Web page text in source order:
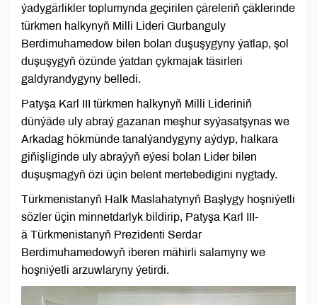
ýadygärlikler toplumynda geçirilen çäreleriň çäklerinde
türkmen halkynyň Milli Lideri Gurbanguly
Berdimuhamedow bilen bolan duşuşygyny ýatlap, şol
duşuşygyň özünde ýatdan çykmajak täsirleri
galdyrandygyny belledi.
Patyşa Karl III türkmen halkynyň Milli Lideriniň
dünýäde uly abraý gazanan meşhur syýasatşynas we
Arkadag hökmünde tanalýandygyny aýdyp, halkara
giňişliginde uly abraýyň eýesi bolan Lider bilen
duşuşmagyň özi üçin belent mertebedigini nygtady.
Türkmenistanyň Halk Maslahatynyň Başlygy hoşniýetli
sözler üçin minnetdarlyk bildirip, Patyşa Karl III-
ä Türkmenistanyň Prezidenti Serdar
Berdimuhamedowyň iberen mähirli salamyny we
hoşniýetli arzuwlaryny ýetirdi.